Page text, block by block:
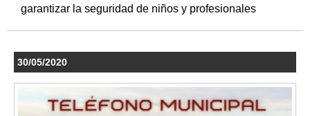
garantizar la seguridad de niños y profesionales
30/05/2020